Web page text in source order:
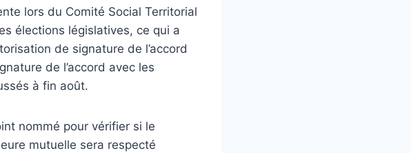
lors du Comité Social Territorial
élections législatives, ce qui a
de signature de l’accord
de l’accord avec les
à fin août.
nommé pour vérifier si le
mutuelle sera respecté